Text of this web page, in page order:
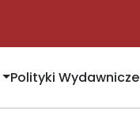
Polityki Wydawnicze